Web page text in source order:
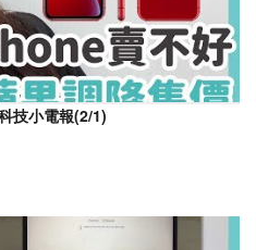
技小電報(2/1)